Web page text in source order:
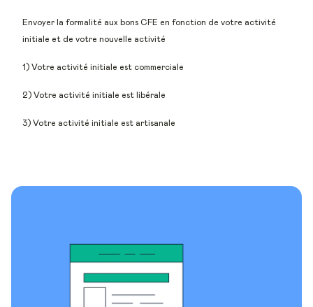
Envoyer la formalité aux bons CFE en fonction de votre activité
initiale et de votre nouvelle activité
1) Votre activité initiale est commerciale
2) Votre activité initiale est libérale
3) Votre activité initiale est artisanale